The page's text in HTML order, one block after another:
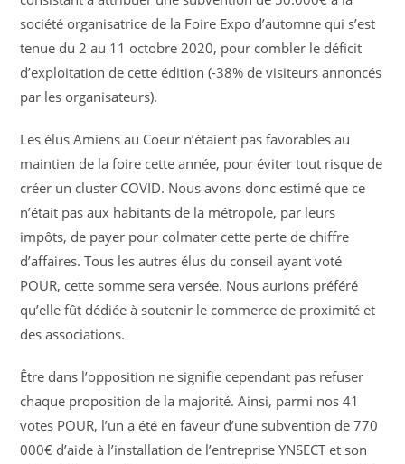
société organisatrice de la Foire Expo d’automne qui s’est
tenue du 2 au 11 octobre 2020, pour combler le déficit
d’exploitation de cette édition (-38% de visiteurs annoncés
par les organisateurs).
Les élus Amiens au Coeur n’étaient pas favorables au
maintien de la foire cette année, pour éviter tout risque de
créer un cluster COVID. Nous avons donc estimé que ce
n’était pas aux habitants de la métropole, par leurs
impôts, de payer pour colmater cette perte de chiffre
d’affaires. Tous les autres élus du conseil ayant voté
POUR, cette somme sera versée. Nous aurions préféré
qu’elle fût dédiée à soutenir le commerce de proximité et
des associations.
Être dans l’opposition ne signifie cependant pas refuser
chaque proposition de la majorité. Ainsi, parmi nos 41
votes POUR, l’un a été en faveur d’une subvention de 770
000€ d’aide à l’installation de l’entreprise YNSECT et son